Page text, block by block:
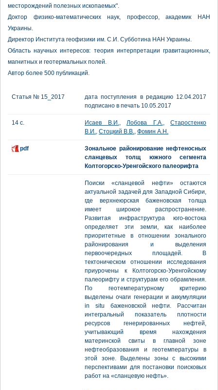
месторождений полезных ископаемых".
Доктор физико-математических наук, профессор, академик НАН
Украины.
Директор Института геофизики им. С.И. Субботина НАН Украины.
Область научных интересов: теория интерпретации гравитационных,
магнитных и геотермальных полей.
Автор более 500 публикаций.
Статья № 15_2017
дата поступления в редакцию 12.04.2017
подписано в печать 10.05.2017
14 с. Исаев В.И., Лобова Г.А., Старостенко
В.И., Стоцкий В.В., Фомин А.Н.
pdf
Зональное районирование нефтеносных
сланцевых толщ южного сегмента
Колтогорско-Уренгойского палеорифта
Поиски «сланцевой нефти» остаются
актуальной задачей для Западной Сибири,
где верхнеюрская баженовская толща
имеет широкое распространение.
Развитая инфраструктура юго-востока
определяет эти земли, как наиболее
приоритетные в отношении зонального
районирования и выделения
первоочередных площадей. В
тектоническом отношении исследования
приурочены к Колтогорско-Уренгойскому
палеорифту и структурам его обрамления.
По геотемпературному критерию
выделены очаги генерации и аккумуляции
in situ баженовской нефти. Рассчитан
интегральный показатель плотности
ресурсов генерированных нефтей,
учитывающий время нахождения
материнской свиты в главной зоне
нефтеобразования и геотемпературы в
этой зоне. Выделены зоны с высокими
перспективами для постановки поисковых
работ на «сланцевую нефть».